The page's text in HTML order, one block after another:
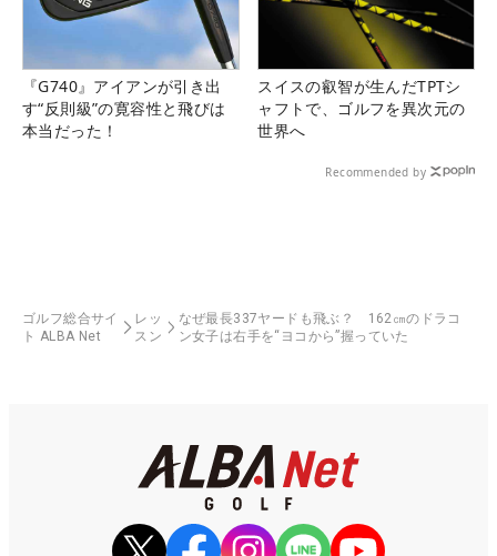
『G740』アイアンが引き出
す“反則級”の寛容性と飛びは
本当だった！
スイスの叡智が生んだTPTシ
ャフトで、ゴルフを異次元の
世界へ
Recommended by
ゴルフ総合サイ
ト ALBA Net
レッ
スン
なぜ最長337ヤードも飛ぶ？ 162㎝のドラコ
ン女子は右手を“ヨコから”握っていた